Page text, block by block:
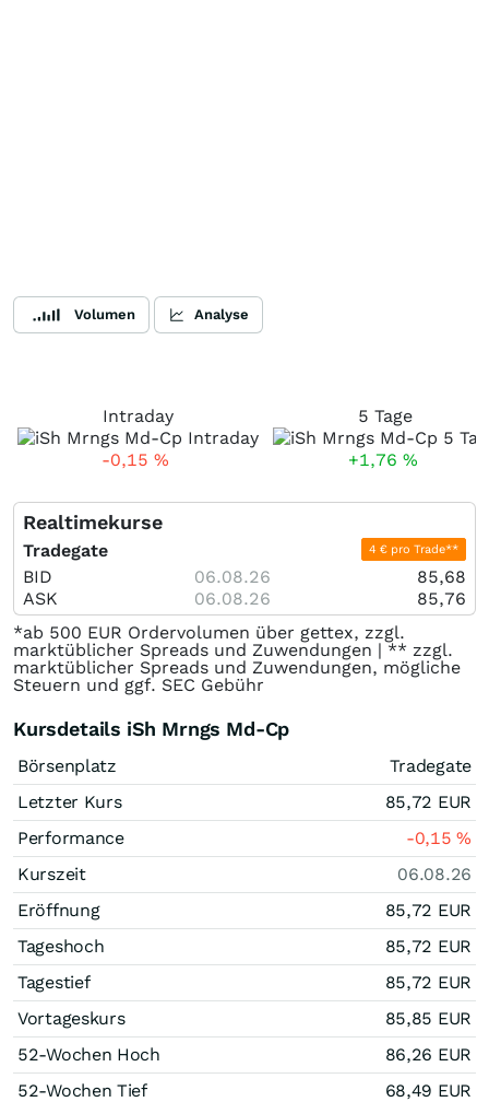
Volumen Analyse
Intraday
-0,15 %
5 Tage
+1,76 %
Realtimekurse
Tradegate 4 € pro Trade**
BID 06.08.26
85,68
ASK
06.08.26
85,76
*ab 500 EUR Ordervolumen über gettex, zzgl.
marktüblicher Spreads und Zuwendungen | ** zzgl.
marktüblicher Spreads und Zuwendungen, mögliche
Steuern und ggf. SEC Gebühr
Kursdetails iSh Mrngs Md-Cp
Börsenplatz
Tradegate
Letzter Kurs
85,72 EUR
Performance
-0,15%
Kurszeit
06.08.26
Eröffnung
85,72 EUR
Tageshoch
85,72 EUR
Tagestief
85,72 EUR
Vortageskurs
85,85 EUR
52-Wochen Hoch
86,26 EUR
52-Wochen Tief
68,49 EUR